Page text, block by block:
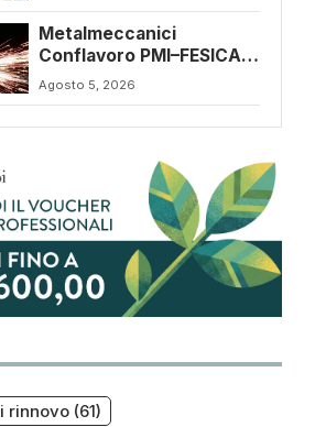
sospensione dei termini
a dicembre 2026
Metalmeccanici
Conflavoro PMI–FESICA
CONFSAL (C053),
rinnovato il CCNL 2026-
2029: rafforzate tutele e
Agosto 5, 2026
rinnovo(61)